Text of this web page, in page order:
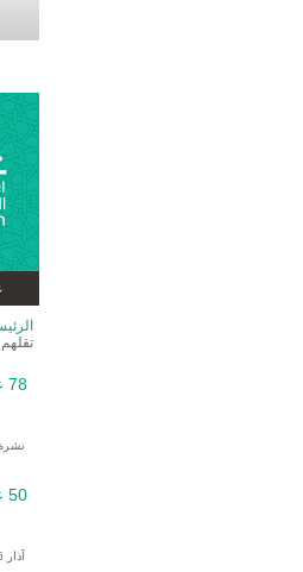
78 عامًا على النكبة
50 عامًا على يوم الأرض
آذار 2026